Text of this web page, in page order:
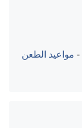
- مواعيد الطعن